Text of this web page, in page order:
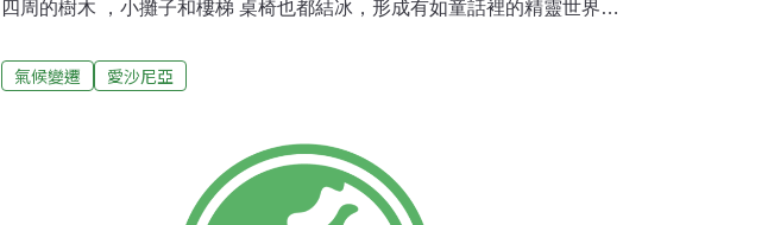
四周的樹木 ，小攤子和樓梯 桌椅也都結冰，形成有如童話裡的精靈世界，
遊客冒著嚴寒取景拍照這座愛沙尼亞第一高的瀑布，位於東北海岸，這兩
天因為氣溫驟降結成冰瀑，不過瞧瞧冰瀑四周的這個奇妙世界，不管是樓
話故事裡的精靈世界，原來這幾天海風特別強勁，瀑布的水氣，就這麼被
吹拂到附近的東西上頭。 等到氣溫突然降低，水就結成了冰，幻化成這個
神奇裡，透著那麼一點怪異氣氛的冰雪世界，遊客一邊拍照一邊驚嘆，大
氣候變遷 愛沙尼亞